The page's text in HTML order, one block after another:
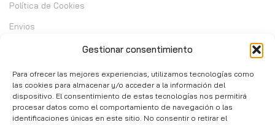
Gestionar consentimiento
Para ofrecer las mejores experiencias, utilizamos tecnologías como
las cookies para almacenar y/o acceder a la información del
dispositivo. El consentimiento de estas tecnologías nos permitirá
procesar datos como el comportamiento de navegación o las
identificaciones únicas en este sitio. No consentir o retirar el
Política de Cookies
Envios
Contacto